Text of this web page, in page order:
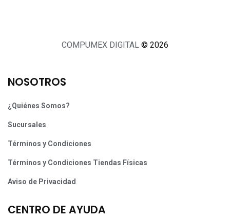
COMPUMEX DIGITAL © 2026
NOSOTROS
¿Quiénes Somos?
Sucursales
Términos y Condiciones
Términos y Condiciones Tiendas Físicas
Aviso de Privacidad
CENTRO DE AYUDA